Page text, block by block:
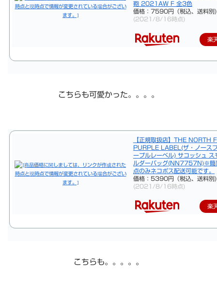
鞄 2021AW F 全3色
価格：7590円（税込、送料別)
(2021/8/16時点)
楽
こちらも可愛かった。。。。
【正規取扱店】THE NORTH
PURPLE LABEL(ザ・ノース
ープルレーベル) サコッシュ ス
ルダーバッグ(NN7757N)※簡
点のみネコポス配送可能です。
価格：5390円（税込、送料別)
(2021/8/16時点)
楽
こちらも。。。。。